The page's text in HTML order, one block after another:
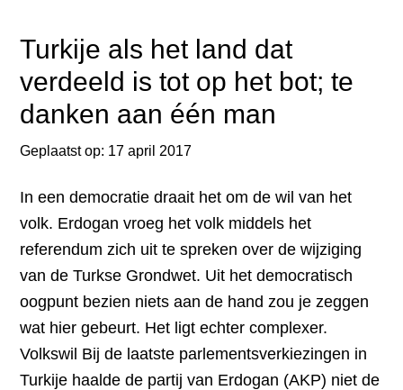
erfgoed’
voor
Turkije als het land dat
verdeeld is tot op het bot; te
danken aan één man
Geplaatst op: 17 april 2017
In een democratie draait het om de wil van het
volk. Erdogan vroeg het volk middels het
referendum zich uit te spreken over de wijziging
van de Turkse Grondwet. Uit het democratisch
oogpunt bezien niets aan de hand zou je zeggen
wat hier gebeurt. Het ligt echter complexer.
Volkswil Bij de laatste parlementsverkiezingen in
Turkije haalde de partij van Erdogan (AKP) niet de